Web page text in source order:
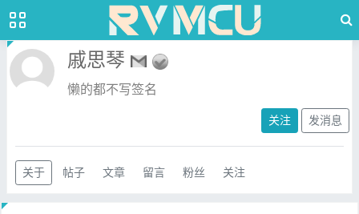
戚思琴
懒的都不写签名
关注 发消息
关于 帖子 文章 留言 粉丝 关注